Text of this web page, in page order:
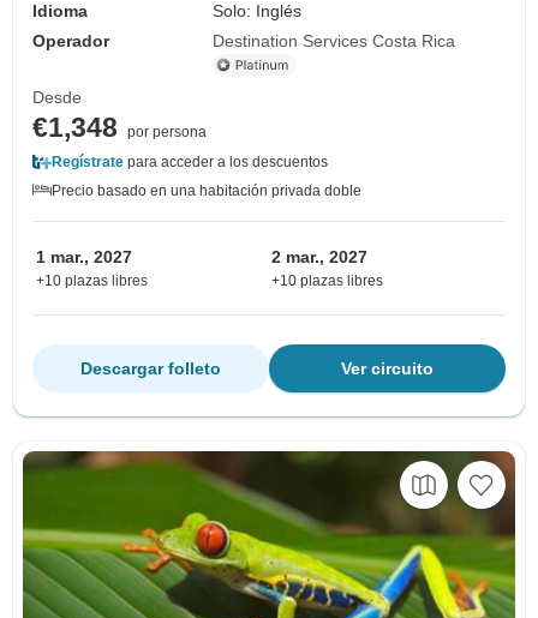
Idioma
Solo: Inglés
Operador
Destination Services Costa Rica
Desde
€1,348
por persona
Regístrate para acceder a los descuentos
Precio basado en una habitación privada doble
1 mar., 2027
+10 plazas libres
2 mar., 2027
+10 plazas libres
Ver circuito
Descargar folleto